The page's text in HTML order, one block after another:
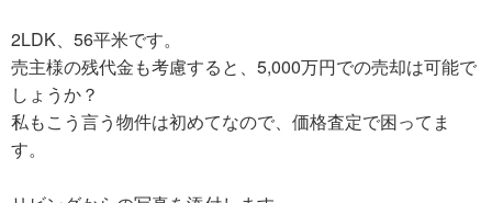
2LDK、56平米です。
売主様の残代金も考慮すると、5,000万円での売却は可能で
しょうか？
私もこう言う物件は初めてなので、価格査定で困ってま
す。